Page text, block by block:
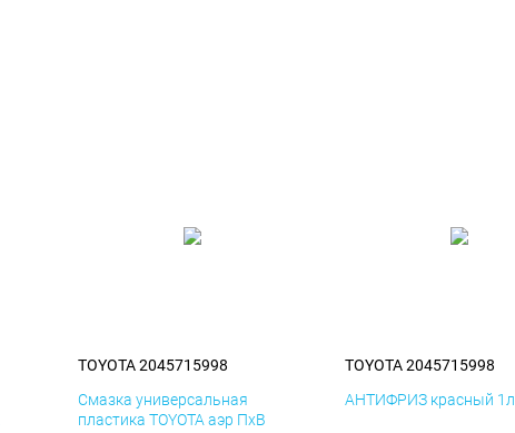
TOYOTA 2045715998
Смазка универсальная
пластика TOYOTA аэр ПхВ
TOYOTA 2045715998
АНТИФРИЗ красный 1л.